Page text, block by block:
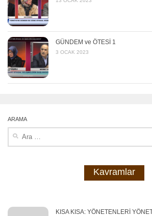
GÜNDEM ve ÖTESİ 1
3 OCAK 2023
ARAMA
Kavramlar
KISA KISA: YÖNETENLERİ